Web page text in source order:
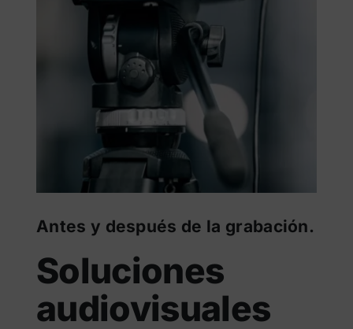
Antes y después de la grabación.
Soluciones
audiovisuales